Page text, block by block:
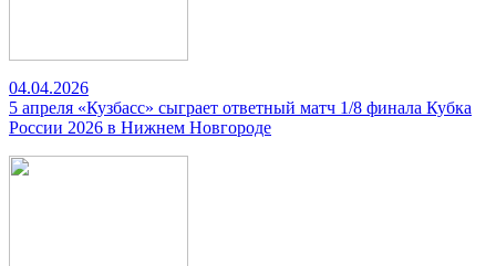
04.04.2026
5 апреля «Кузбасс» сыграет ответный матч 1/8 финала Кубка
России 2026 в Нижнем Новгороде